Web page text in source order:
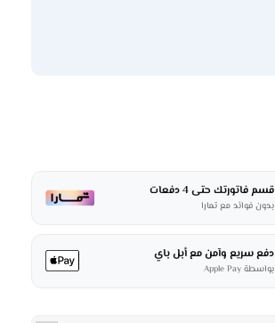
قسم فاتورتك حتى 4 دفعات
بدون فوائد مع تمارا
دفع سريع وآمن مع أبل باي
بواسطة Apple Pay